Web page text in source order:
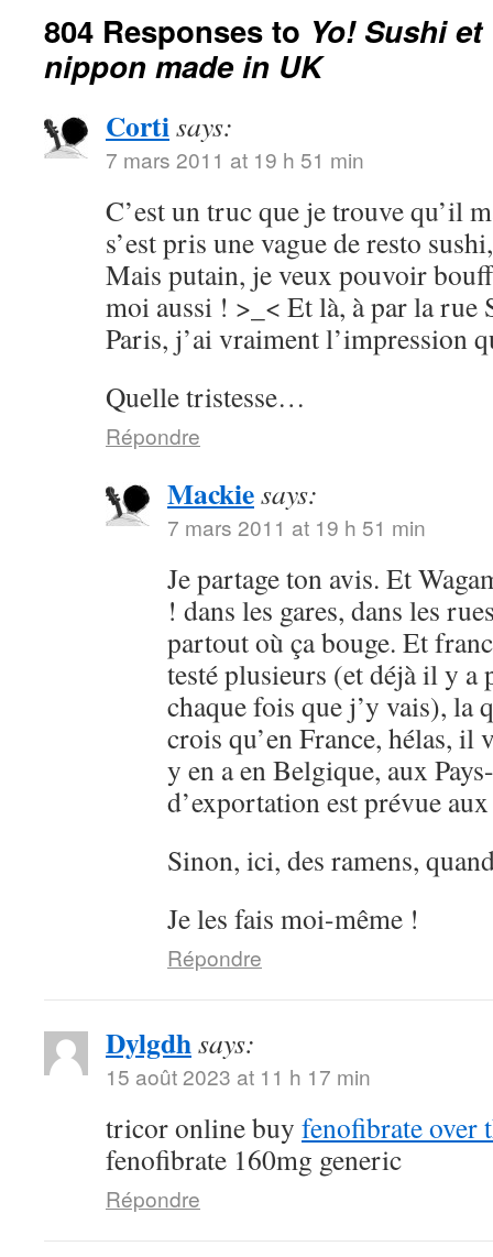
804 Responses to Yo! Sushi
nippon made in UK
Cortisays:
7 mars 2011 at 19 h 51 min
C’est un truc que je trouve qu’il
s’est pris une vague de resto
Mais putain, je veux pouvoir
moi aussi ! >_< Et là, à par la rue
Paris, j’ai vraiment l’impression
Quelle tristesse…
Répondre
Mackiesays:
7 mars 2011 at 19 h 51 min
Je partage ton avis. Et
! dans les gares, dans les
partout où ça bouge. Et
testé plusieurs (et déjà il y a
chaque fois que j’y vais), la
crois qu’en France, hélas,
y en a en Belgique, aux
d’exportation est prévue
Sinon, ici, des ramens,
Je les fais moi-même !
Répondre
Dylgdhsays:
15 août 2023 at 11 h 17 min
tricor online buy fenofibrate over
fenofibrate 160mg generic
Répondre